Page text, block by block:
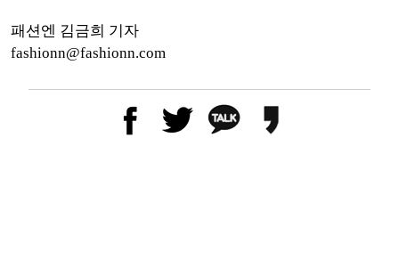
패션엔 김금희 기자
fashionn@fashionn.com